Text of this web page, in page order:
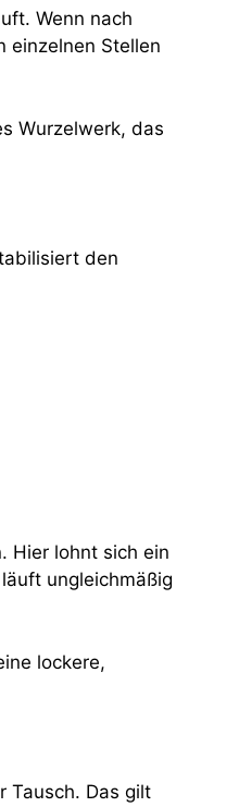
Wenn nach
einzelnen Stellen
Wurzelwerk, das
den
Hier lohnt sich ein
ungleichmäßig
lockere,
Tausch. Das gilt